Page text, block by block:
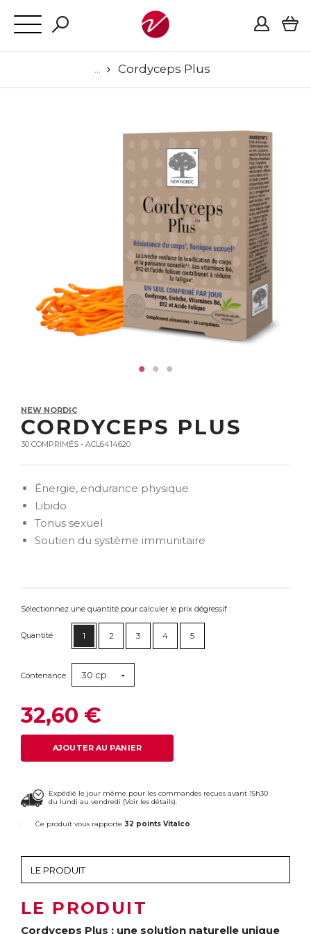
Cordyceps Plus
NEW NORDIC
CORDYCEPS PLUS
30 COMPRIMÉS - ACL6414620
Énergie, endurance physique
Libido
Tonus sexuel
Soutien du système immunitaire
Sélectionnez une quantité pour calculer le prix dégressif :
Quantité 1 2 3 4 5
Contenance 30 cp
32,60 €
AJOUTER AU PANIER
Expédié le jour même pour les commandes reçues avant 15h30
du lundi au vendredi (Voir les détails).
Ce produit vous rapporte 32 points Vitalco
LE PRODUIT
Cordyceps Plus : une solution naturelle unique